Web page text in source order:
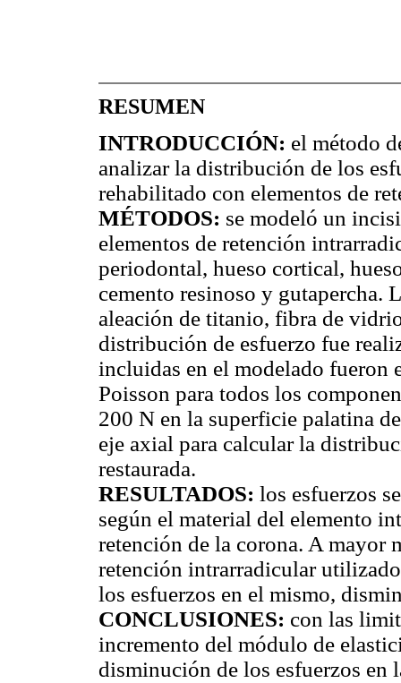
RESUMEN
INTRODUCCIÓN: el método
analizar la distribución de los
rehabilitado con elementos de
MÉTODOS: se modeló un
elementos de retención
periodontal, hueso cortical,
cemento resinoso y gutapercha.
aleación de titanio, fibra de
distribución de esfuerzo fue
incluidas en el modelado fueron
Poisson para todos los
200 N en la superficie palatina
eje axial para calcular la
restaurada.
RESULTADOS: los esfuerzos
según el material del elemento
retención de la corona. A mayor
retención intrarradicular
los esfuerzos en el mismo,
CONCLUSIONES: con las
incremento del módulo de
disminución de los esfuerzos en